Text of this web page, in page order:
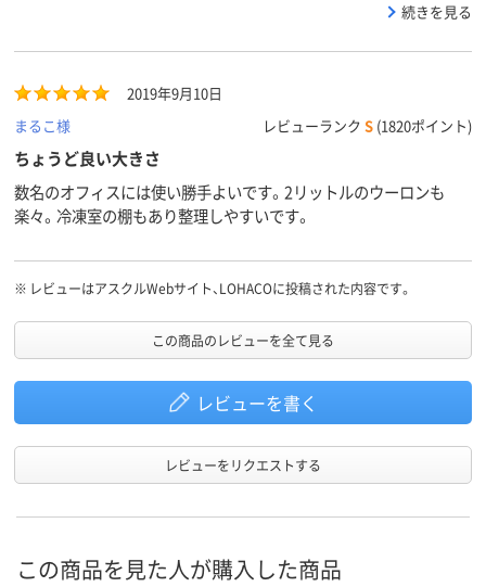
続きを見る
2019年9月10日
まるこ様
レビューランク S (1820ポイント)
ちょうど良い大きさ
数名のオフィスには使い勝手よいです。2リットルのウーロンも
楽々。冷凍室の棚もあり整理しやすいです。
※ レビューはアスクルWebサイト、LOHACOに投稿された内容です。
この商品のレビューを全て見る
レビューを書く
レビューをリクエストする
この商品を見た人が購入した商品